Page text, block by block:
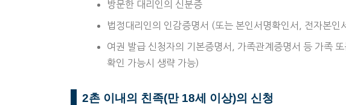
방문한 대리인의 신분증
법정대리인의 인감증명서 (또는 본인서명확인서, 전자본
여권 발급 신청자의 기본증명서, 가족관계증명서 등 가족
확인 가능시 생략 가능)
2촌 이내의 친족(만 18세 이상)의 신청